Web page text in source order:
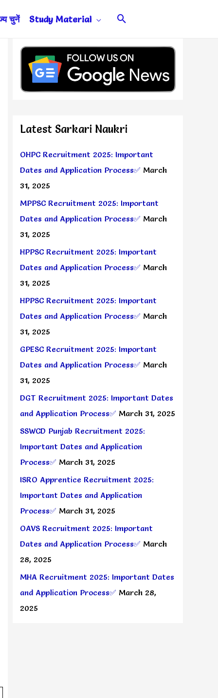
चुनें Study Material Search
Latest Sarkari Naukri
OHPC Recruitment 2025: Important
Dates and Application Process✅ March
31, 2025
MPPSC Recruitment 2025: Important
Dates and Application Process✅ March
31, 2025
HPPSC Recruitment 2025: Important
Dates and Application Process✅ March
31, 2025
HPPSC Recruitment 2025: Important
Dates and Application Process✅ March
31, 2025
GPESC Recruitment 2025: Important
Dates and Application Process✅ March
31, 2025
DGT Recruitment 2025: Important Dates
and Application Process✅ March 31, 2025
SSWCD Punjab Recruitment 2025:
Important Dates and Application
Process✅ March 31, 2025
ISRO Apprentice Recruitment 2025:
Important Dates and Application
Process✅ March 31, 2025
OAVS Recruitment 2025: Important
Dates and Application Process✅ March
28, 2025
MHA Recruitment 2025: Important Dates
and Application Process✅ March 28,
2025